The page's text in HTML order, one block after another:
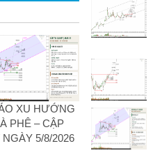
XU HƯỚNG
PHÊ – CẬP
NGÀY 5/8/2026